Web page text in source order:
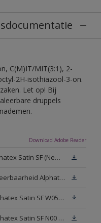
C(M)IT/MIT(3:1), 2-
2H-isothiazool-3-on.
Let op! Bij
druppels
Download Adobe Reader
Technisch Informatieblad Alphatex Satin SF (New Livery) (PDF)
Technical Report decontamineerbaarheid Alphatex Satin SF
Veiligheidsinformatieblad Alphatex Satin SF W05 (MSDS)
Veiligheidsinformatieblad Alphatex Satin SF N00 (MSDS)